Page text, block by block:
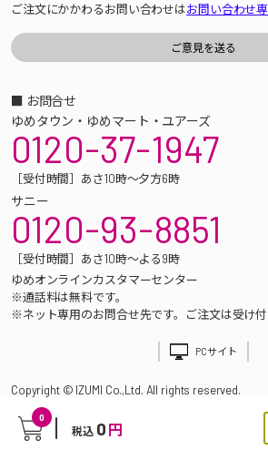
0
税込 0 円
ご注文にかかわるお問い合わせはお問い合わせ
■ お問合せ
ゆめタウン・ゆめマート・ユアーズ
0120-37-1947
［受付時間］あさ10時～夕方6時
サニー
0120-93-8851
［受付時間］あさ10時～よる9時
ゆめオンラインカスタマーセンター
※通話料は無料です。
※ネット専用のお問合せ先です。ご注文は受け付
PCサイト
Copyright © IZUMI Co.,Ltd. All rights reserved.